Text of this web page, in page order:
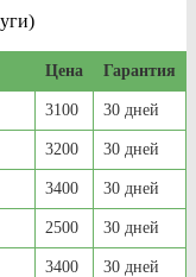
Цена Гарантия
3100 30 дней
3200 30 дней
3400 30 дней
2500 30 дней
3400 30 дней